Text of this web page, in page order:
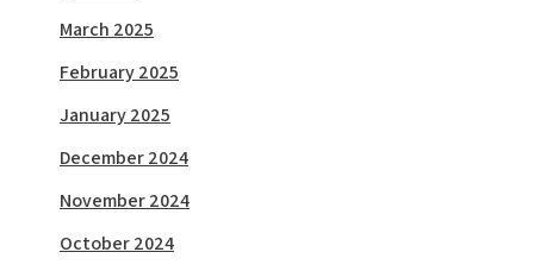
March 2025
February 2025
January 2025
December 2024
November 2024
October 2024